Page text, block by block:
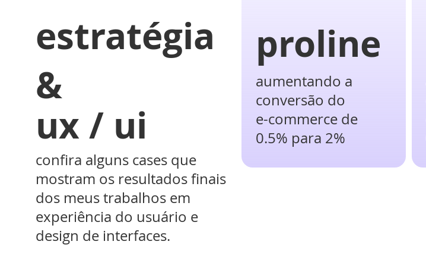
proline
aumentando a
conversão do
e-commerce de
0.5% para 2%
confira alguns cases que
mostram os resultados finais
dos meus trabalhos em
experiência do usuário e
design de interfaces.
estratégia
&
ux / ui